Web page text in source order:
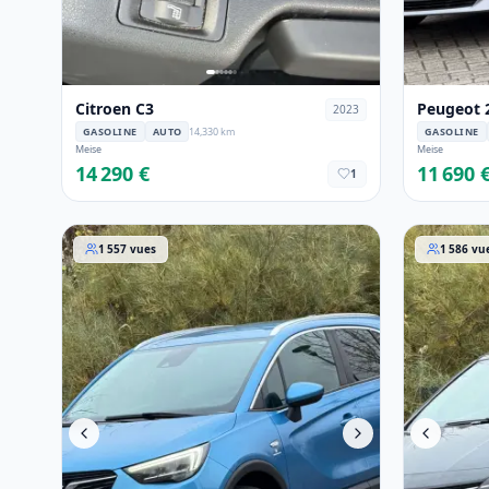
Citroen C3 2023
GASOLINE AUTO
14,330 km
Meise
14 290 € 1
Peugeot
GASOLINE
Meise
11 690
Opel Crossland X 2019
1 557 vues Opel1 586